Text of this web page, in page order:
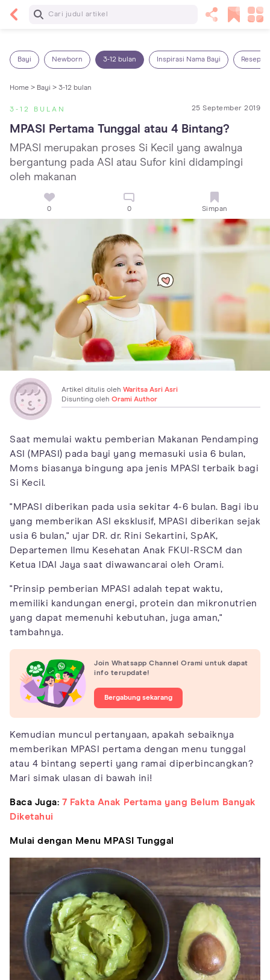
Baca Selanjutnya
Bayi Newborn 3-12 bulan Inspirasi Nama Bayi Resep
Home > Bayi > 3-12 bulan
3-12 BULAN 25 September 2019
MPASI Pertama Tunggal atau 4 Bintang?
MPASI merupakan proses Si Kecil yang awalnya
bergantung pada ASI atau Sufor kini didampingi
oleh makanan
0 0 Simpan
Artikel ditulis oleh Waritsa Asri Asri
Disunting oleh Orami Author
Saat memulai waktu pemberian Makanan Pendamping
ASI (MPASI) pada bayi yang memasuki usia 6 bulan,
Moms biasanya bingung apa jenis MPASI terbaik bagi
Si Kecil.
"MPASI diberikan pada usia sekitar 4-6 bulan. Bagi ibu
yang memberikan ASI eksklusif, MPASI diberikan sejak
usia 6 bulan," ujar DR. dr. Rini Sekartini, SpAK,
Departemen Ilmu Kesehatan Anak FKUI-RSCM dan
Ketua IDAI Jaya saat diwawancarai oleh Orami.
"Prinsip pemberian MPASI adalah tepat waktu,
memiliki kandungan energi, protein dan mikronutrien
yang dapat memenuhi kebutuhan, juga aman,"
tambahnya.
Join Whatsapp Channel Orami untuk dapat
info terupdate!
Bergabung sekarang
Kemudian muncul pertanyaan, apakah sebaiknya
memberikan MPASI pertama dengan menu tunggal
atau 4 bintang seperti yang ramai diperbincangkan?
Mari simak ulasan di bawah ini!
Baca Juga: 7 Fakta Anak Pertama yang Belum Banyak
Diketahui
Mulai dengan Menu MPASI Tunggal